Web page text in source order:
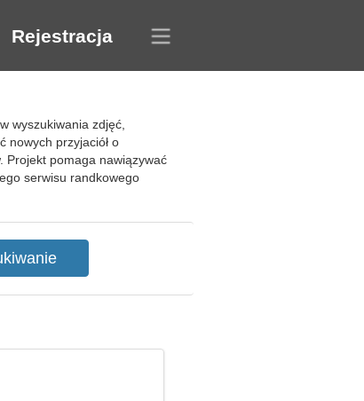
Rejestracja
wyszukiwania zdjęć,
nowych przyjaciół o
Projekt pomaga nawiązywać
serwisu randkowego